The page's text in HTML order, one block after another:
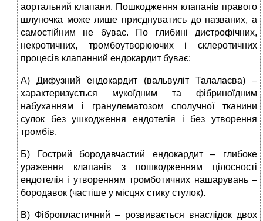
аортальний клапани. Пошкодження клапанів правого
шлуночка може лише приєднуватись до названих, а
самостійним не буває. По глибині дистрофічних,
некротичних, тромбоутворюючих і склеротичних
процесів клапанний ендокардит буває:
А) Дифузний ендокардит (вальвуліт Талалаєва) –
характеризується мукоїдним та фібриноїдним
набуханням і гранулематозом сполучної тканини
сулок без ушкодження ендотелія і без утворення
тромбів.
Б) Гострий бородавчастий ендокардит – глибоке
ураження клапанів з пошкодженням цілосності
ендотелія і утворенням тромботичних нашарувань –
бородавок (частіше у місцях стику стулок).
В) Фібропластичний – розвивається внаслідок двох